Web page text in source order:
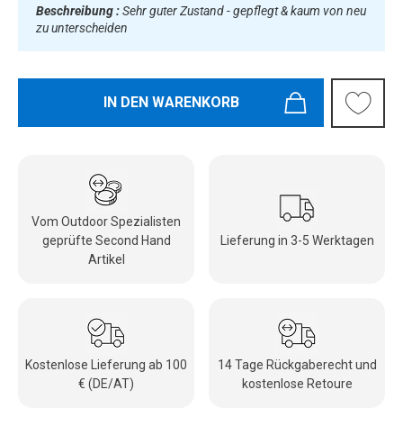
Beschreibung :Sehr guter Zustand - gepflegt & kaum von neu
zu unterscheiden
IN DEN WARENKORB
Vom Outdoor Spezialisten
geprüfte Second Hand
Artikel
Lieferung in 3-5 Werktagen
Kostenlose Lieferung ab 100
€ (DE/AT)
14 Tage Rückgaberecht und
kostenlose Retoure